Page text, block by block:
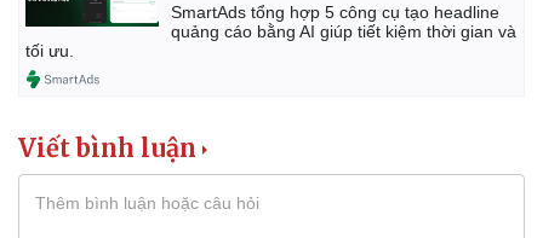
SmartAds tổng hợp 5 công cụ tạo headline
quảng cáo bằng AI giúp tiết kiệm thời gian và
tối ưu.
Viết bình luận